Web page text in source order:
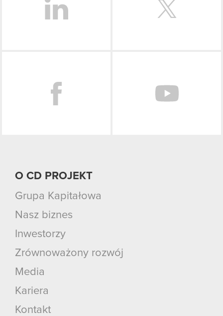
O CD PROJEKT
Grupa Kapitałowa
Nasz biznes
Inwestorzy
Zrównoważony rozwój
Media
Kariera
Kontakt